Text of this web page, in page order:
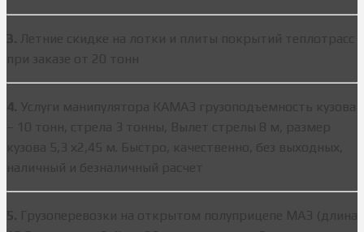
Летние скидке на лотки и плиты покрытий теплотрасс
при заказе от 20 тонн
4.
Услуги манипулятора КАМАЗ грузоподъемность кузова
– 10 тонн, стрела 3 тонны, Вылет стрелы 8 м, размер
кузова 5,3 х2,45 м. Быстро, качественно, без выходных,
наличный и безналичный расчет
5.
Грузоперевозки на открытом полуприцепе МАЗ (длина